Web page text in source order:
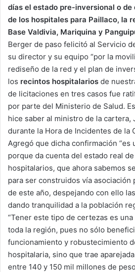
días el estado pre-inversional o de
de los hospitales para Paillaco, la
Base Valdivia, Mariquina y
Berger de paso felicitó al Servicio
su director y su equipo “por la
rediseño de la red y el plan de
los recintos hospitalarios de
de licitaciones en tres casos fue
por parte del Ministerio de Salud.
hice saber al ministro de la cartera,
durante la Hora de Incidentes de la
Agregó que dicha confirmación “es
porque da cuenta del estado real
hospitalarios, que ahora sabemos
para ser construidos vía
de este año, despejando con ello
dando tranquilidad a la población
“Tener este tipo de certezas es
toda la región, pues no sólo
funcionamiento y robustecimiento
hospitalaria, sino que trae
entre 140 y 150 mil millones de